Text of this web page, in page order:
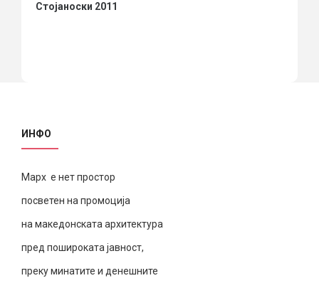
Стојаноски 2011
ИНФО
Марх е нет простор
посветен на промоција
на македонската архитектура
пред пошироката јавност,
преку минатите и денешните